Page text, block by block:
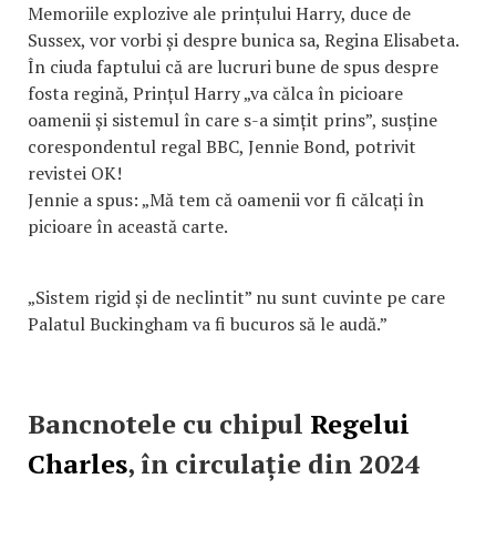
Memoriile explozive ale prințului Harry, duce de
Sussex, vor vorbi și despre bunica sa, Regina Elisabeta.
În ciuda faptului că are lucruri bune de spus despre
fosta regină, Prințul Harry „va călca în picioare
oamenii și sistemul în care s-a simțit prins”, susține
corespondentul regal BBC, Jennie Bond, potrivit
revistei OK!
Jennie a spus: „Mă tem că oamenii vor fi călcați în
picioare în această carte.
„Sistem rigid și de neclintit” nu sunt cuvinte pe care
Palatul Buckingham va fi bucuros să le audă.”
Bancnotele cu chipul Regelui
Charles, în circulație din 2024